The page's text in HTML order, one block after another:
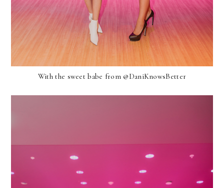
With the sweet babe from @DaniKnowsBetter